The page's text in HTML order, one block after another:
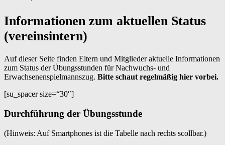
Informationen zum aktuellen Status
(vereinsintern)
Auf dieser Seite finden Eltern und Mitglieder aktuelle Informationen
zum Status der Übungsstunden für Nachwuchs- und
Erwachsenenspielmannszug. Bitte schaut regelmäßig hier vorbei.
[su_spacer size=“30″]
Durchführung der Übungsstunde
(Hinweis: Auf Smartphones ist die Tabelle nach rechts scollbar.)